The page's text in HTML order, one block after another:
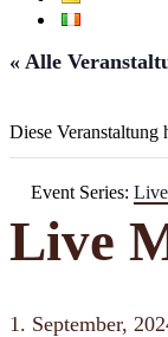
« Alle
Diese Veranstaltung
Event Series:
Live
1. September,